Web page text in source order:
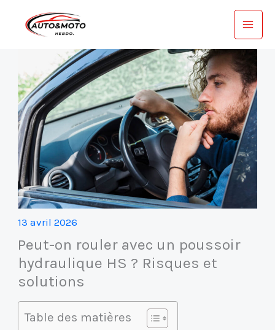
13 avril 2026
Peut-on rouler avec un poussoir
hydraulique HS ? Risques et
solutions
Table des matières